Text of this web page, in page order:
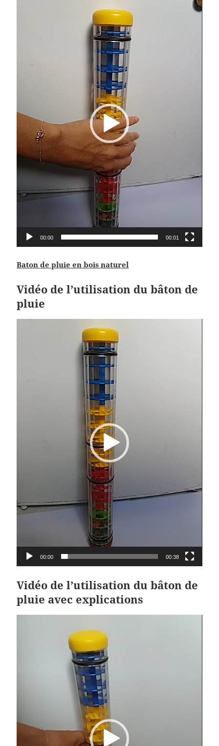
00:00 00:01
Baton de pluie en bois naturel
Vidéo de l’utilisation du bâton de
pluie
00:00 00:38
Vidéo de l’utilisation du bâton de
pluie avec explications